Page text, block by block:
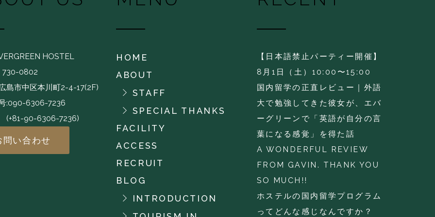
HOSTEL
730-0802
島市中区本川町2-4-17(2F)
:090-6306-7236
90-6306-7236)
問い合わせ
HOME
ABOUT
STAFF
SPECIAL THANKS
FACILITY
ACCESS
RECRUIT
BLOG
INTRODUCTION
【日本語禁止パーティー開催】
8月1日（土）10:00〜15:00
国内留学の正直レビュー｜外語
大で勉強してきた彼女が、エバ
ーグリーンで「英語が自分の言
葉になる感覚」を得た話
A WONDERFUL REVIEW
FROM GAVIN. THANK YOU
SO MUCH!!
ホステルの国内留学プログラム
ってどんな感じなんですか？